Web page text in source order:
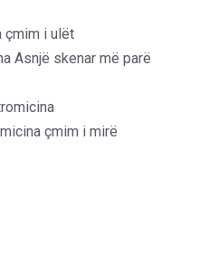
çmim i ulët
Asnjë skenar më parë
çmim i mirë